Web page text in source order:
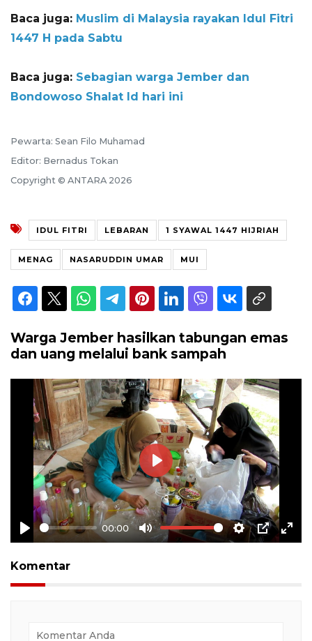
Baca juga: Muslim di Malaysia rayakan Idul Fitri
1447 H pada Sabtu
Baca juga: Sebagian warga Jember dan
Bondowoso Shalat Id hari ini
Pewarta: Sean Filo Muhamad
Editor: Bernadus Tokan
Copyright © ANTARA 2026
IDUL FITRI LEBARAN 1 SYAWAL 1447 HIJRIAH
MENAG NASARUDDIN UMAR MUI
Warga Jember hasilkan tabungan emas
dan uang melalui bank sampah
Play
00:00
Mute Settings
PIP
Play
Komentar